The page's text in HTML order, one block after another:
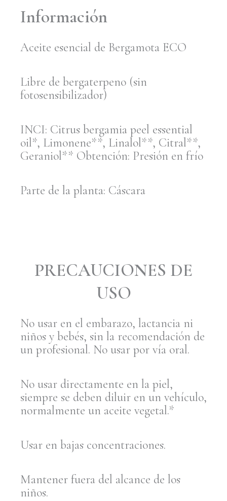
Información
Aceite esencial de Bergamota ECO
Libre de bergaterpeno (sin
fotosensibilizador)
INCI: Citrus bergamia peel essential
oil*, Limonene**, Linalol**, Citral**,
Geraniol** Obtención: Presión en frío
Parte de la planta: Cáscara
PRECAUCIONES DE
USO
No usar en el embarazo, lactancia ni
niños y bebés, sin la recomendación de
un profesional. No usar por vía oral.
No usar directamente en la piel,
siempre se deben diluir en un vehículo,
normalmente un aceite vegetal.*
Usar en bajas concentraciones.
Mantener fuera del alcance de los
niños.